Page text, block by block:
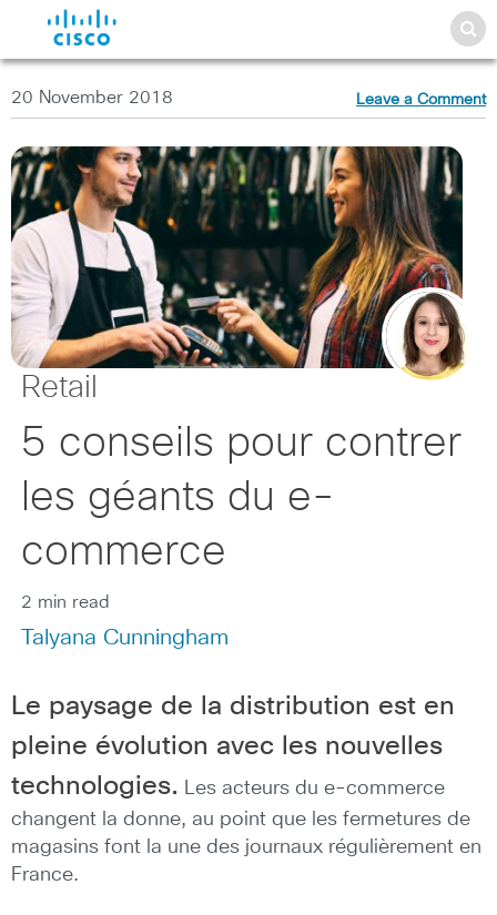
20 November 2018 Leave a Comment
Retail
5 conseils pour contrer
les géants du e-
commerce
2 min read
Talyana Cunningham
Le paysage de la distribution est en
pleine évolution avec les nouvelles
technologies. Les acteurs du e-commerce
changent la donne, au point que les fermetures de
magasins font la une des journaux régulièrement en
France.